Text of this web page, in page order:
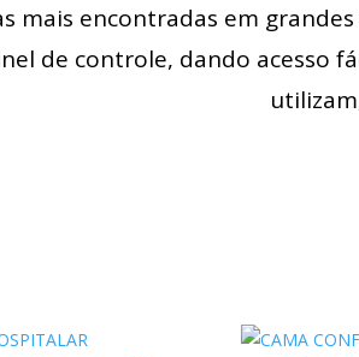
mais encontradas em
de controle, dando acesso